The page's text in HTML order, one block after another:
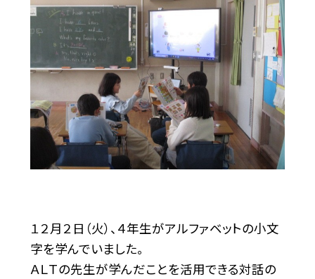
１２月２日（火）、４年生がアルファベットの小文
字を学んでいました。
ＡＬＴの先生が学んだことを活用できる対話の